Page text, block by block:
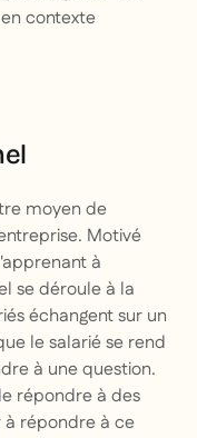
contexte
moyen de
Motivé
à
se déroule à la
échangent sur un
le salarié se rend
à une question.
répondre à des
à répondre à ce